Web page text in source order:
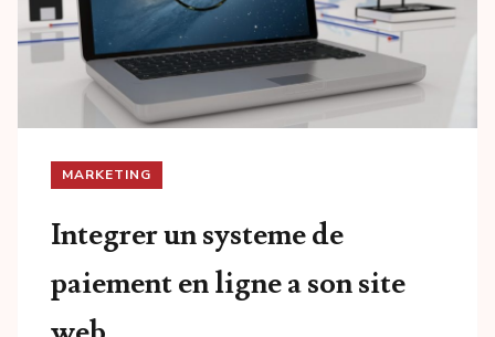
MARKETING
Integrer un systeme de
paiement en ligne a son site